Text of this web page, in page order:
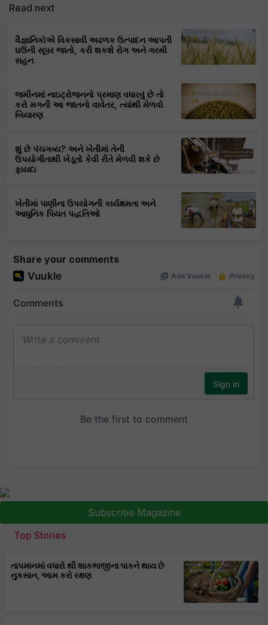
Read next
વૈજ્ઞાનિકોએ વિકસાવી અઢળક ઉત્પાદન આપતી
ઘઉંની સૂપર જાતો, કરી શકશે રોગ અને ગરમી
સહન
જમીનમાં નાઇટ્રોજનનો પ્રમાણ વધારવું છે તો
કરો મગની આ જાતનો વાવેતર, ત્યાંથી મેળવો
બિયારણ
શું છે પંચગવ્ય? અને ખેતીમાં તેની
ઉપયોગીતાથી ખેડૂતો કેવી રીતે મેળવી શકે છે
ફાયદા
ખેતીમાં પાણીના ઉપયોગની કાર્યક્ષમતા અને
આધુનિક પિયત પદ્ધતિઓ
Share your comments
Subscribe Magazine
Top Stories
તાપમાનમાં વધારો થી શાકભાજીના પાકને થાય છે
નુકસાન, આમ કરો રક્ષણ